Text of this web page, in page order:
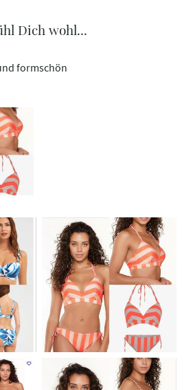
Dich wohl...
formschön